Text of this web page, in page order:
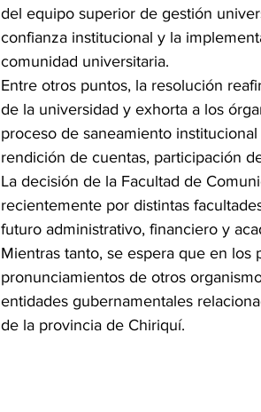
del equipo superior de gestión
confianza institucional y la
comunidad universitaria.
Entre otros puntos, la resolución
de la universidad y exhorta a los
proceso de saneamiento
rendición de cuentas, participación
La decisión de la Facultad de
recientemente por distintas
futuro administrativo, financiero y
Mientras tanto, se espera que en
pronunciamientos de otros
entidades gubernamentales
de la provincia de Chiriquí.